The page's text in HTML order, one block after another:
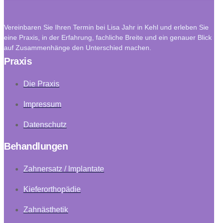
Vereinbaren Sie Ihren Termin bei Lisa Jahr in Kehl und erleben Sie
eine Praxis, in der Erfahrung, fachliche Breite und ein genauer Blick
auf Zusammenhänge den Unterschied machen.
Praxis
Die Praxis
Impressum
Datenschutz
Behandlungen
Zahnersatz / Implantate
Kieferorthopädie
Zahnästhetik